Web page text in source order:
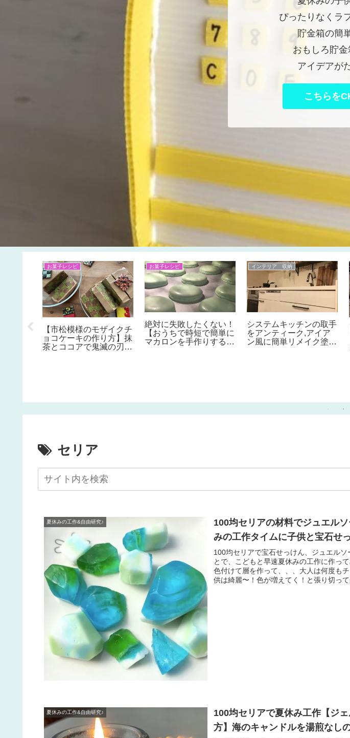
ぴったりなくラ
貯金箱の簡
おもしろ貯
アイデアが
こちらを
の【ク
お菓子レシピ
【市松模様のモザイクチ
ョコケーキの作り方】抹
茶とココアで鬼滅の刃風
お菓子レシピ
絶対に失敗したくない！
【おうちで時短で簡単に
マカロンを手作りする方
インテリア 収納
システムキッチンの取手
をアンティーク,アイア
ン風に簡単リメイク塗装
セリア
夏休みの工作&自由研究♪
100均セリアの材料でジュエル
みの工作タイムに子供と宝石せ
100均セリアで宝石せっけん、ジュエルソ
とで、こどもと早速夏休みの工作に作っ
色付けて層を作って、、、大人は何度も
供は綺麗〜！色が増えてく！と張り切っ
夏休みの工作&自由研究♪
100均セリアで夏休み工作【ジ
方】海のキャンドルを湯煎なし